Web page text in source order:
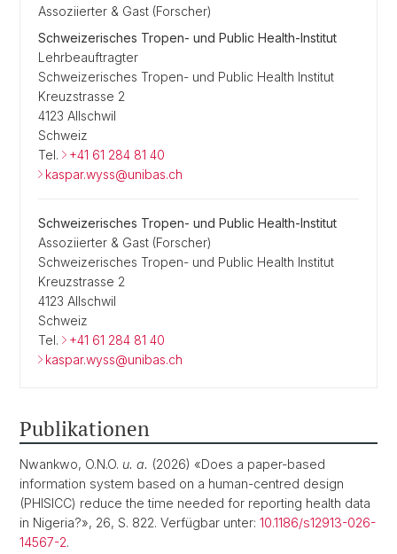
Assoziierter & Gast (Forscher)
Schweizerisches Tropen- und Public Health-Institut
Lehrbeauftragter
Schweizerisches Tropen- und Public Health Institut
Kreuzstrasse 2
4123 Allschwil
Schweiz
Tel.
+41 61 284 81 40
kaspar.wyss@unibas.ch
Schweizerisches Tropen- und Public Health-Institut
Assoziierter & Gast (Forscher)
Schweizerisches Tropen- und Public Health Institut
Kreuzstrasse 2
4123 Allschwil
Schweiz
Tel.
+41 61 284 81 40
kaspar.wyss@unibas.ch
Publikationen
Nwankwo, O.N.O. u. a. (2026) «Does a paper-based
information system based on a human-centred design
(PHISICC) reduce the time needed for reporting health data
in Nigeria?», 26, S. 822. Verfügbar unter: 10.1186/s12913-026-
14567-2.